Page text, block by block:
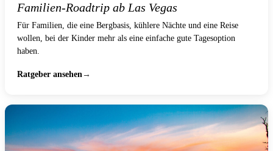
Familien-Roadtrip ab Las Vegas
Für Familien, die eine Bergbasis, kühlere Nächte und eine Reise
wollen, bei der Kinder mehr als eine einfache gute Tagesoption
haben.
Ratgeber ansehen